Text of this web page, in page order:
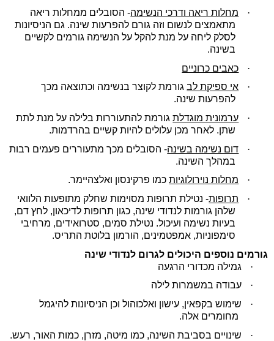
·
מחלות ריאה ודרכי הנשימה- הסובלים ממחלות ריאה
מתאמצים לנשום וזה גורם להפרעות שינה. גם הניסיונות
לסלק ליחה על מנת להקל על הנשימה גורמים לקשיים
בשינה.
·
כאבים כרוניים
·
אי ספיקת לבגורמת לקוצר בנשימה וכתוצאה מכך
להפרעות שינה.
·
ערמונית מוגדלתגורמת להתעוררות בלילה על מנת לתת
שתן. לאחר מכן עלולים להיות קשיים בהרדמות.
·
דום נשימה בשינה- הסובלים מכך מתעוררים פעמים רבות
במהלך השינה.
·
מחלות נוירולוגיותכמו פרקינסון ואלצהיימר.
·
תרופות- נטילת תרופות מסוימות שחלק מתופעות הלוואי
שלהן גורמות לנדודי שינה, כגון תרופות לדיכאון, לחץ דם,
בעיות נשימה ועיכול. נטילת סמים, סטרואידים, מרחיבי
סימפוניות, אמפטמינים, הורמון בלוטת התריס.
גורמים נוספים היכולים לגרום לנדודי שינה
·
גמילה מכדורי הרגעה
·
עבודה במשמרות לילה
·
שימוש בקפאין, עישון ואלכוהול וכן הניסיונות להיגמל
מחומרים אלה.
·
שינויים בסביבת השינה, כמו מיטה, מזרן, כמות האור, רעש.